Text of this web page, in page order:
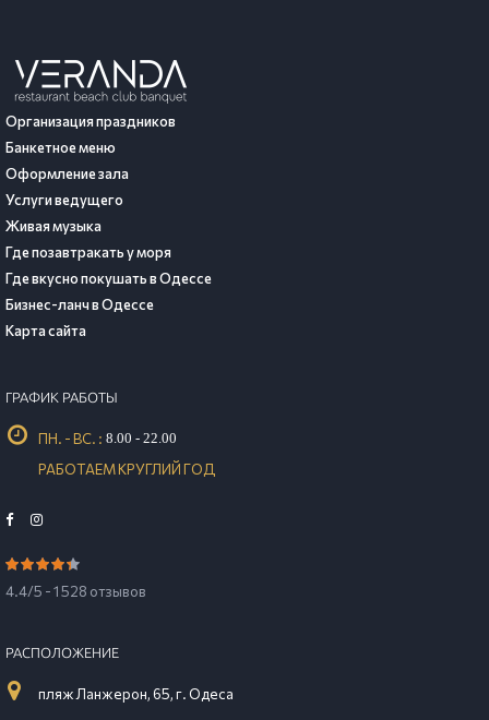
Организация праздников
Банкетное меню
Оформление зала
Услуги ведущего
Живая музыка
Где позавтракать у моря
Где вкусно покушать в Одессе
Бизнес-ланч в Одессе
Карта сайта
ГРАФИК РАБОТЫ
ПН. - ВС. : 8.00 - 22.00
РАБОТАЕМ КРУГЛИЙ ГОД
4.4/5 - 1 528 отзывов
РАСПОЛОЖЕНИЕ
пляж Ланжерон, 65, г. Одеса